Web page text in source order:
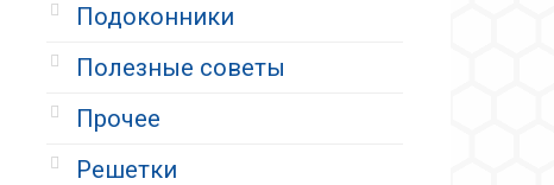
Подоконники
Полезные советы
Прочее
Решетки